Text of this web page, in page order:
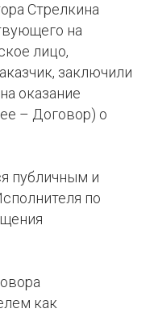
Стрелкина
на
лицо,
заключили
оказание
– Договор) о
публичным и
по
как